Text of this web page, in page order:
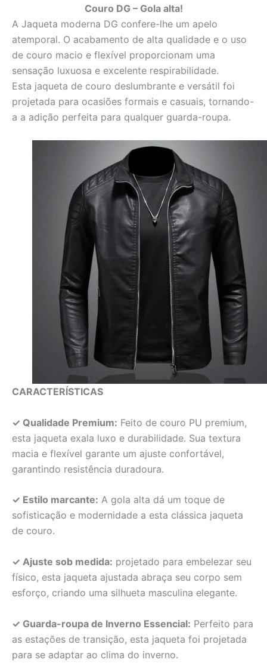
Couro DG – Gola alta!
A Jaqueta moderna DG confere-lhe um apelo
atemporal. O acabamento de alta qualidade e o uso
de couro macio e flexível proporcionam uma
sensação luxuosa e excelente respirabilidade.
Esta jaqueta de couro deslumbrante e versátil foi
projetada para ocasiões formais e casuais, tornando-
a a adição perfeita para qualquer guarda-roupa.
CARACTERÍSTICAS
✓ Qualidade Premium: Feito de couro PU premium,
esta jaqueta exala luxo e durabilidade. Sua textura
macia e flexível garante um ajuste confortável,
garantindo resistência duradoura.
✓ Estilo marcante: A gola alta dá um toque de
sofisticação e modernidade a esta clássica jaqueta
de couro.
✓ Ajuste sob medida: projetado para embelezar seu
físico, esta jaqueta ajustada abraça seu corpo sem
esforço, criando uma silhueta masculina elegante.
✓ Guarda-roupa de Inverno Essencial: Perfeito para
as estações de transição, esta jaqueta foi projetada
para se adaptar ao clima do inverno.